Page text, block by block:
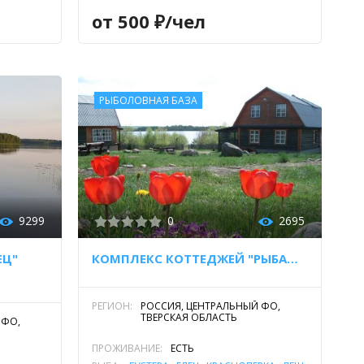
от 500 ₽/чел
9299
ФО,
РЫБОЛОВНАЯ БАЗА
0 2695
КОМПЛЕКС КОТТЕДЖЕЙ "РЫБАЦКАЯ ДЕРЕВНЯ"
РЕГИОН:
РОССИЯ, ЦЕНТРАЛЬНЫЙ ФО,
ТВЕРСКАЯ ОБЛАСТЬ
ПРОЖИВАНИЕ:
ЕСТЬ